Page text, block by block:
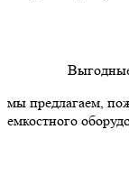
мы предлагаем,
емкостного